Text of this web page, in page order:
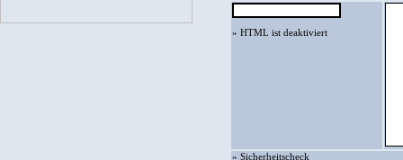
» HTML ist deaktiviert
» Sicherheitscheck